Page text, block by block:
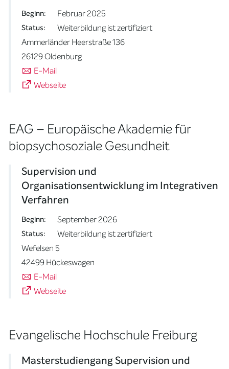
Beginn: Februar 2025
Status:
Weiterbildung ist zertifiziert
Ammerländer Heerstraße 136
26129 Oldenburg
E-Mail
Webseite
EAG – Europäische Akademie für
biopsychosoziale Gesundheit
Supervision und
Organisationsentwicklung im Integrativen
Verfahren
Beginn: September 2026
Status:
Weiterbildung ist zertifiziert
Wefelsen 5
42499 Hückeswagen
E-Mail
Webseite
Evangelische Hochschule Freiburg
Masterstudiengang Supervision und